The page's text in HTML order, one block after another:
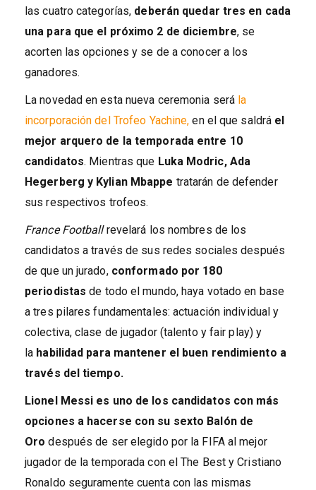
las cuatro categorías, deberán quedar tres en cada
una para que el próximo 2 de diciembre, se
acorten las opciones y se de a conocer a los
ganadores.
La novedad en esta nueva ceremonia serála
incorporación del Trofeo Yachine, en el que saldrá el
mejor arquero de la temporada entre 10
candidatos. Mientras que Luka Modric, Ada
Hegerberg y Kylian Mbappe tratarán de defender
sus respectivos trofeos.
France Footballrevelará los nombres de los
candidatos a través de sus redes sociales después
de que un jurado, conformado por 180
periodistas de todo el mundo, haya votado en base
a tres pilares fundamentales: actuación individual y
colectiva, clase de jugador (talento y fair play) y
la habilidad para mantener el buen rendimiento a
través del tiempo.
Lionel Messi es uno de los candidatos con más
opciones a hacerse con su sexto Balón de
Oro después de ser elegido por la FIFA al mejor
jugador de la temporada con el The Best y Cristiano
Ronaldo seguramente cuenta con las mismas